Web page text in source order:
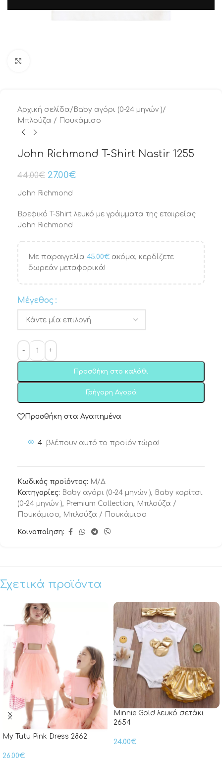
Αρχική σελίδα/ Baby αγόρι (0-24 μηνών )/
Μπλούζα / Πουκάμισο
John Richmond T-Shirt Nastir 1255
44.00€ 27.00€
John Richmond
Βρεφικό T-Shirt λευκό με γράμματα της εταιρείας
John Richmond
Με παραγγελία 45.00€ ακόμα, κερδίζετε
δωρεάν μεταφορικά!
Μέγεθος
Προσθήκη στο καλάθι
Γρήγορη Αγορά
Προσθήκη στα Αγαπημένα
4 βλέπουν αυτό το προϊόν τώρα!
Κωδικός προϊόντος: Μ/Δ
Κατηγορίες: Baby αγόρι (0-24 μηνών ), Baby κορίτσι
(0-24 μηνών ), Premium Collection, Μπλούζα /
Πουκάμισο, Μπλούζα / Πουκάμισο
Κοινοποίηση:
Σχετικά προϊόντα
My Tutu Pink Dress 2862
26.00€
Minnie Gold λευκό σετάκι
2654
24.00€